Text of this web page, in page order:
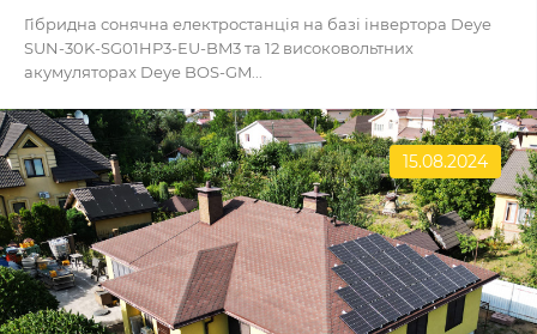
Гібридна сонячна електростанція на базі інвертора Deye
SUN-30K-SG01HP3-EU-BM3 та 12 високовольтних
акумуляторах Deye BOS-GM...
15.08.2024